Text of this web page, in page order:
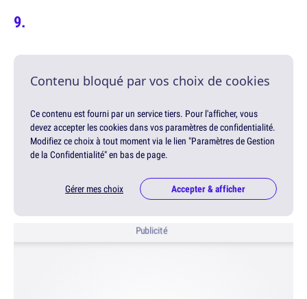
Contenu bloqué par vos choix de cookies
Ce contenu est fourni par un service tiers. Pour l'afficher, vous
devez accepter les cookies dans vos paramètres de confidentialité.
Modifiez ce choix à tout moment via le lien "Paramètres de Gestion
de la Confidentialité" en bas de page.
Gérer mes choix Accepter & afficher
Publicité